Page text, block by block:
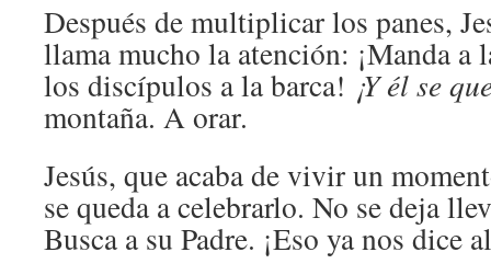
Después de multiplicar los panes,
llama mucho la atención: ¡Manda a
los discípulos a la barca! ¡Y él se
montaña. A orar.
Jesús, que acaba de vivir un
se queda a celebrarlo. No se deja
Busca a su Padre. ¡Eso ya nos dice